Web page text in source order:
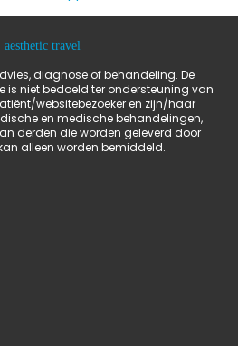
diagnose of behandeling. De
is niet bedoeld ter ondersteuning van
websitebezoeker en zijn/haar
en medische behandelingen,
derden die worden geleverd door
alleen worden bemiddeld.